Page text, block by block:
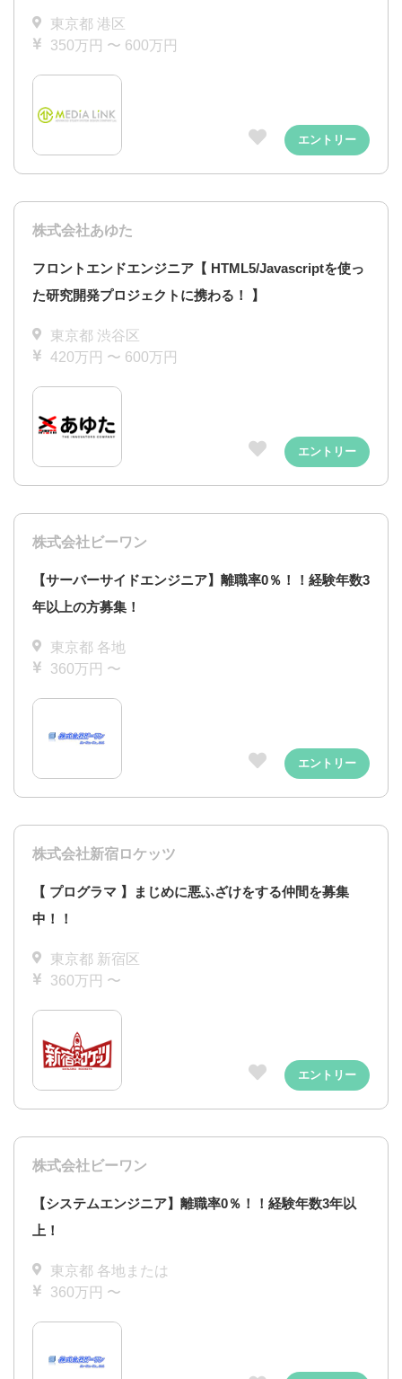
東京都 港区
350万円 〜 600万円
エントリー
株式会社あゆた
フロントエンドエンジニア【 HTML5/Javascriptを使っ
た研究開発プロジェクトに携わる！ 】
東京都 渋谷区
420万円 〜 600万円
エントリー
株式会社ビーワン
【サーバーサイドエンジニア】離職率0％！！経験年数3
年以上の方募集！
東京都 各地
360万円 〜
エントリー
株式会社新宿ロケッツ
【 プログラマ 】まじめに悪ふざけをする仲間を募集
中！！
東京都 新宿区
360万円 〜
エントリー
株式会社ビーワン
【システムエンジニア】離職率0％！！経験年数3年以
上！
東京都 各地または
360万円 〜